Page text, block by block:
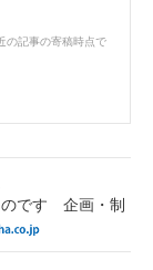
の記事の寄稿時点で
のです 企画・制